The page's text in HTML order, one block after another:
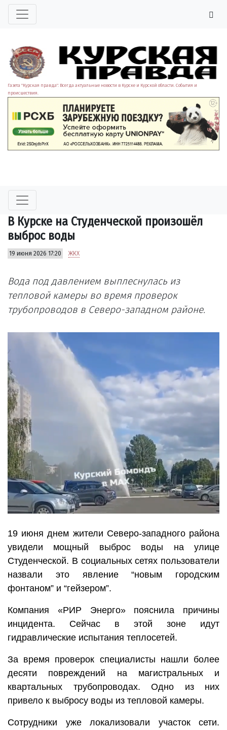
Газета "Курская правда". Всегда актуальные новости в Курске и Курской области. События и
происшествия.
В Курске на Студенческой произошёл
выброс воды
19 июня 2026 17:20 ЖКХ
Вода под давлением выплеснулась из
тепловой камеры во время проверок
трубопроводов в Северо-западном районе.
19 июня днем жители Северо-западного района
увидели мощный выброс воды на улице
Студенческой. В социальных сетях пользователи
назвали это явление “новым городским
фонтаном” и “гейзером”.
Компания «РИР Энерго» пояснила причины
инцидента. Сейчас в этой зоне идут
гидравлические испытания теплосетей.
За время проверок специалисты нашли более
десяти повреждений на магистральных и
квартальных трубопроводах. Одно из них
привело к выбросу воды из тепловой камеры.
Сотрудники уже локализовали участок сети.